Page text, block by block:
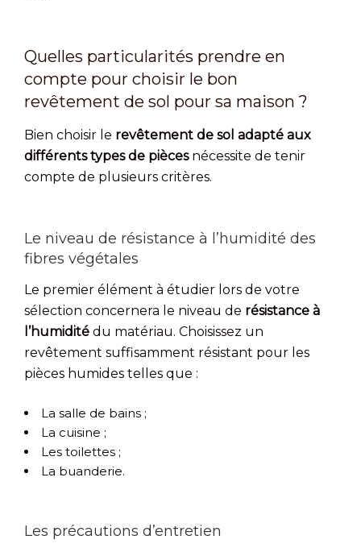
Quelles particularités prendre en
compte pour choisir le bon
revêtement de sol pour sa maison ?
Bien choisir le revêtement de sol adapté aux
différents types de piècesnécessite de tenir
compte de plusieurs critères.
Le niveau de résistance à l’humidité des
fibres végétales
Le premier élément à étudier lors de votre
sélection concernera le niveau de résistance à
l’humidité du matériau. Choisissez un
revêtement suffisamment résistant pour les
pièces humides telles que :
La salle de bains ;
La cuisine ;
Les toilettes ;
La buanderie.
Les précautions d’entretien